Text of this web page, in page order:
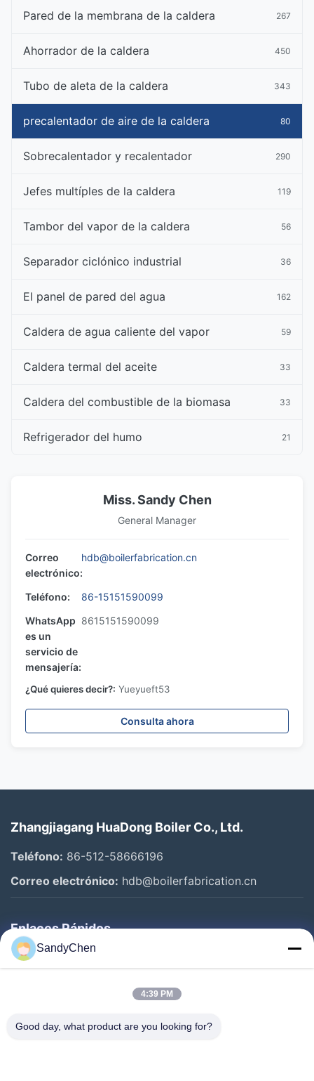
Pared de la membrana de la caldera 267
Ahorrador de la caldera 450
Tubo de aleta de la caldera 343
precalentador de aire de la caldera 80
Sobrecalentador y recalentador 290
Jefes multíples de la caldera 119
Tambor del vapor de la caldera 56
Separador ciclónico industrial 36
El panel de pared del agua 162
Caldera de agua caliente del vapor 59
Caldera termal del aceite 33
Caldera del combustible de la biomasa 33
Refrigerador del humo 21
Miss. Sandy Chen
General Manager
Correo
electrónico:
hdb@boilerfabrication.cn
Teléfono:
86-15151590099
WhatsApp
es un
servicio de
mensajería:
8615151590099
¿Qué quieres decir?: Yueyueft53
Consulta ahora
Zhangjiagang HuaDong Boiler Co., Ltd.
Teléfono: 86-512-58666196
Correo electrónico: hdb@boilerfabrication.cn
Enlaces Rápidos
Hogar
Sobre Nosotros
SandyChen
4:39 PM
Good day, what product are you looking for?